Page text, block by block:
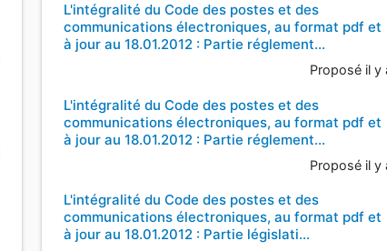
L'intégralité du Code des postes et des
communications électroniques, au format pdf et
à jour au 18.01.2012 : Partie réglement…
Proposé il y
L'intégralité du Code des postes et des
communications électroniques, au format pdf et
à jour au 18.01.2012 : Partie réglement…
Proposé il y
L'intégralité du Code des postes et des
communications électroniques, au format pdf et
à jour au 18.01.2012 : Partie législati…